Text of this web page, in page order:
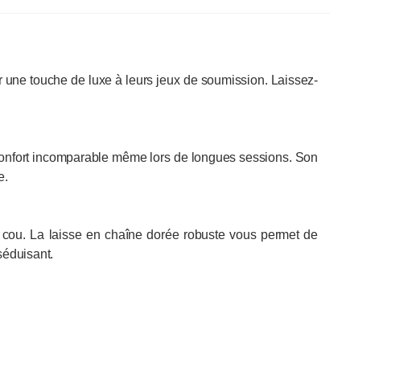
touche de luxe à leurs jeux de soumission. Laissez-
incomparable même lors de longues sessions. Son
La laisse en chaîne dorée robuste vous permet de